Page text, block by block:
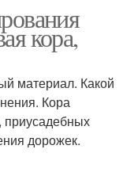
кора,
материал. Какой
Кора
приусадебных
дорожек.